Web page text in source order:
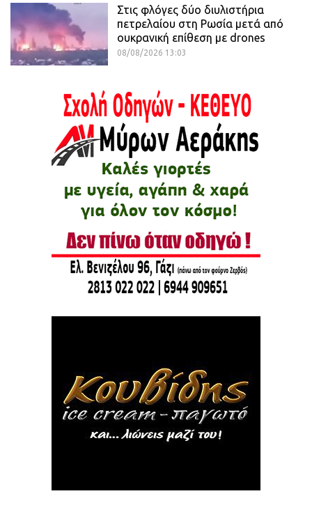
Στις φλόγες δύο διυλιστήρια
πετρελαίου στη Ρωσία μετά από
ουκρανική επίθεση με drones
08/08/2026 13:03